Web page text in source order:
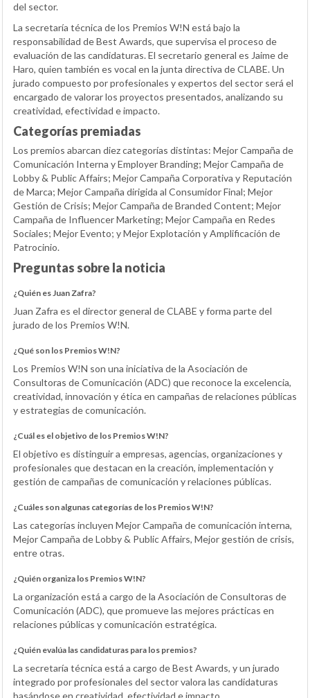
del sector.
La secretaría técnica de los Premios W!N está bajo la
responsabilidad de Best Awards, que supervisa el proceso de
evaluación de las candidaturas. El secretario general es Jaime de
Haro, quien también es vocal en la junta directiva de CLABE. Un
jurado compuesto por profesionales y expertos del sector será el
encargado de valorar los proyectos presentados, analizando su
creatividad, efectividad e impacto.
Categorías premiadas
Los premios abarcan diez categorías distintas: Mejor Campaña de
Comunicación Interna y Employer Branding; Mejor Campaña de
Lobby & Public Affairs; Mejor Campaña Corporativa y Reputación
de Marca; Mejor Campaña dirigida al Consumidor Final; Mejor
Gestión de Crisis; Mejor Campaña de Branded Content; Mejor
Campaña de Influencer Marketing; Mejor Campaña en Redes
Sociales; Mejor Evento; y Mejor Explotación y Amplificación de
Patrocinio.
Preguntas sobre la noticia
¿Quién es Juan Zafra?
Juan Zafra es el director general de CLABE y forma parte del
jurado de los Premios W!N.
¿Qué son los Premios W!N?
Los Premios W!N son una iniciativa de la Asociación de
Consultoras de Comunicación (ADC) que reconoce la excelencia,
creatividad, innovación y ética en campañas de relaciones públicas
y estrategias de comunicación.
¿Cuál es el objetivo de los Premios W!N?
El objetivo es distinguir a empresas, agencias, organizaciones y
profesionales que destacan en la creación, implementación y
gestión de campañas de comunicación y relaciones públicas.
¿Cuáles son algunas categorías de los Premios W!N?
Las categorías incluyen Mejor Campaña de comunicación interna,
Mejor Campaña de Lobby & Public Affairs, Mejor gestión de crisis,
entre otras.
¿Quién organiza los Premios W!N?
La organización está a cargo de la Asociación de Consultoras de
Comunicación (ADC), que promueve las mejores prácticas en
relaciones públicas y comunicación estratégica.
¿Quién evalúa las candidaturas para los premios?
La secretaría técnica está a cargo de Best Awards, y un jurado
integrado por profesionales del sector valora las candidaturas